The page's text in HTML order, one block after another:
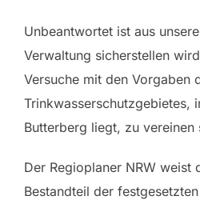
Unbeantwortet ist aus
Verwaltung sicherstellen
Versuche mit den Vorgaben
Trinkwasserschutzgebietes,
Butterberg liegt, zu vereinen
Der Regioplaner NRW weist
Bestandteil der festgesetzten